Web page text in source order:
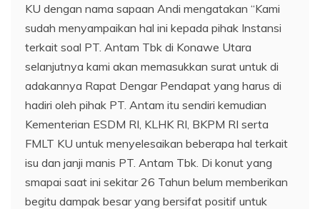
KU dengan nama sapaan Andi mengatakan “Kami
sudah menyampaikan hal ini kepada pihak Instansi
terkait soal PT. Antam Tbk di Konawe Utara
selanjutnya kami akan memasukkan surat untuk di
adakannya Rapat Dengar Pendapat yang harus di
hadiri oleh pihak PT. Antam itu sendiri kemudian
Kementerian ESDM RI, KLHK RI, BKPM RI serta
FMLT KU untuk menyelesaikan beberapa hal terkait
isu dan janji manis PT. Antam Tbk. Di konut yang
smapai saat ini sekitar 26 Tahun belum memberikan
begitu dampak besar yang bersifat positif untuk